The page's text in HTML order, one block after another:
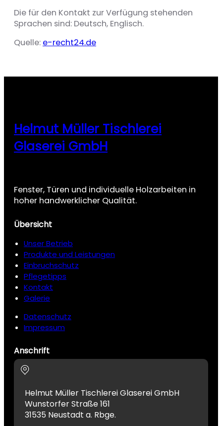
Die für den Kontakt zur Verfügung stehenden
Sprachen sind: Deutsch, Englisch.
Quelle: e-recht24.de
Helmut Müller Tischlerei
Glaserei GmbH
Fenster, Türen und individuelle Holzarbeiten in
hoher handwerklicher Qualität.
Übersicht
Unser Betrieb
Produkte und Leistungen
Einbruchschutz
Pflegetipps
Kontakt
Galerie
Datenschutz
Impressum
Anschrift
Helmut Müller Tischlerei Glaserei GmbH
Wunstorfer Straße 161
31535 Neustadt a. Rbge.